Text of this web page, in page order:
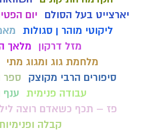
יארצייט בעל הסולם
יום
ליקוטי מוהר ן סגולות
מזל דרקון
מלאך
מלחמת גוג ומגוג מתי
סיפורים הרבי מקוצק
ספר
עבודה פנימית ענף
פז – תכף כשאדם רוצה
קבלה